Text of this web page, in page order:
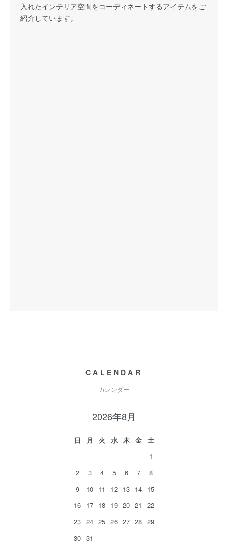
入れたインテリア空間をコーディネートするアイテムをご
紹介しています。
CALENDAR
カレンダー
2026年8月
日 月 火 水 木 金
土
1
2
3 4 5 6 7
8
9
10 11 12 13 14 15
16 17 18 19 20 21
22
23 24 25 26 27 28 29
30 31